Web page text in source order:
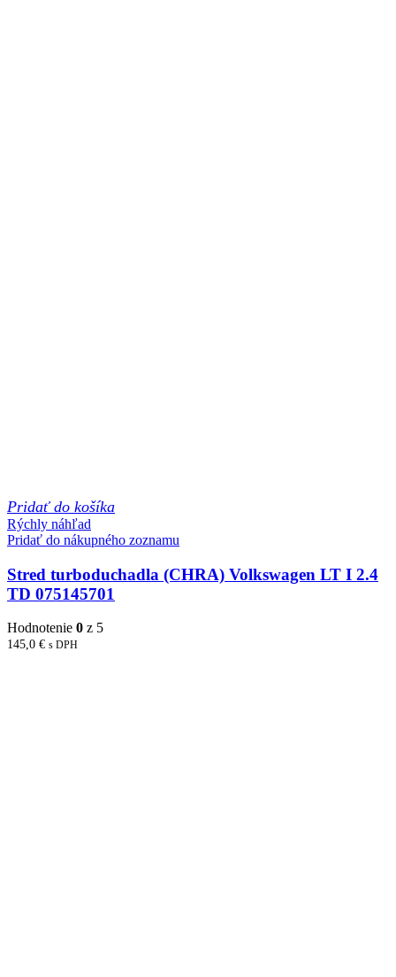
Pridať do košíka
Rýchly náhľad
Pridať do nákupného zoznamu
Stred turboduchadla (CHRA) Volkswagen LT I 2.4
TD 075145701
Hodnotenie 0 z 5
145,0 € s DPH